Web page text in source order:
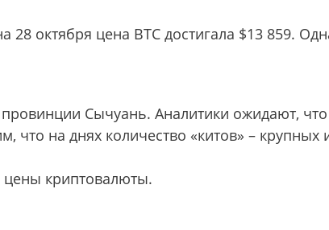
октября цена BTC достигала $13 859.
Сычуань. Аналитики ожидают,
что на днях количество «китов» –
цены криптовалюты.